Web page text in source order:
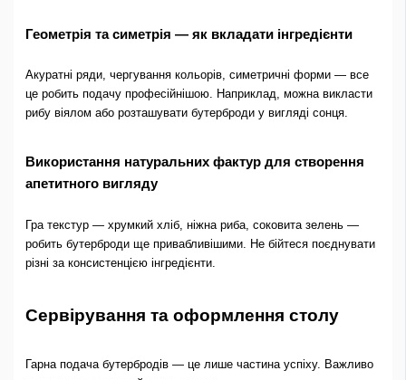
Геометрія та симетрія — як вкладати інгредієнти
Акуратні ряди, чергування кольорів, симетричні форми — все
це робить подачу професійнішою. Наприклад, можна викласти
рибу віялом або розташувати бутерброди у вигляді сонця.
Використання натуральних фактур для створення
апетитного вигляду
Гра текстур — хрумкий хліб, ніжна риба, соковита зелень —
робить бутерброди ще привабливішими. Не бійтеся поєднувати
різні за консистенцією інгредієнти.
Сервірування та оформлення столу
Гарна подача бутербродів — це лише частина успіху. Важливо